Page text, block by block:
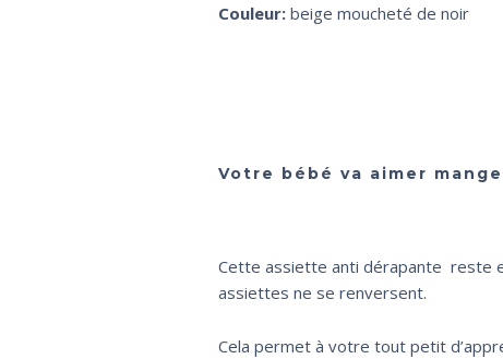
Couleur:beige moucheté de noir
Votre bébé va aimer
Cette assiette anti dérapante reste
assiettes ne se renversent.
Cela permet à votre tout petit